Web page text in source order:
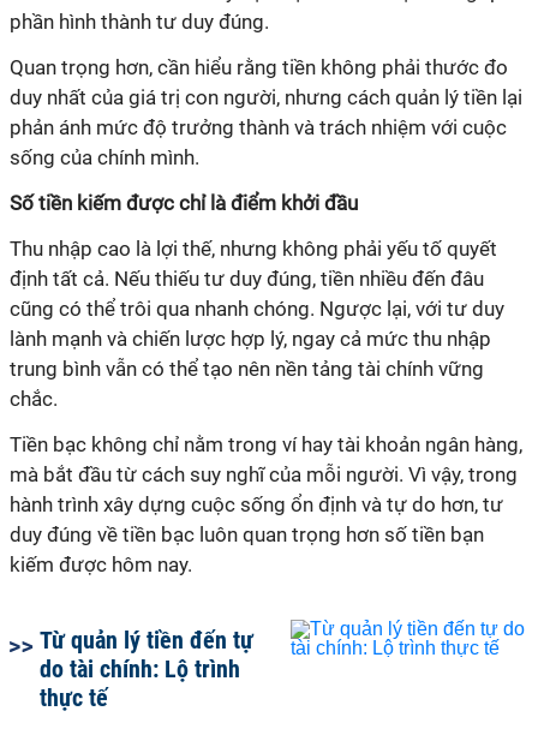
phần hình thành tư duy đúng.
Quan trọng hơn, cần hiểu rằng tiền không phải thước đo
duy nhất của giá trị con người, nhưng cách quản lý tiền lại
phản ánh mức độ trưởng thành và trách nhiệm với cuộc
sống của chính mình.
Số tiền kiếm được chỉ là điểm khởi đầu
Thu nhập cao là lợi thế, nhưng không phải yếu tố quyết
định tất cả. Nếu thiếu tư duy đúng, tiền nhiều đến đâu
cũng có thể trôi qua nhanh chóng. Ngược lại, với tư duy
lành mạnh và chiến lược hợp lý, ngay cả mức thu nhập
trung bình vẫn có thể tạo nên nền tảng tài chính vững
chắc.
Tiền bạc không chỉ nằm trong ví hay tài khoản ngân hàng,
mà bắt đầu từ cách suy nghĩ của mỗi người. Vì vậy, trong
hành trình xây dựng cuộc sống ổn định và tự do hơn, tư
duy đúng về tiền bạc luôn quan trọng hơn số tiền bạn
kiếm được hôm nay.
Từ quản lý tiền đến tự
do tài chính: Lộ trình
thực tế